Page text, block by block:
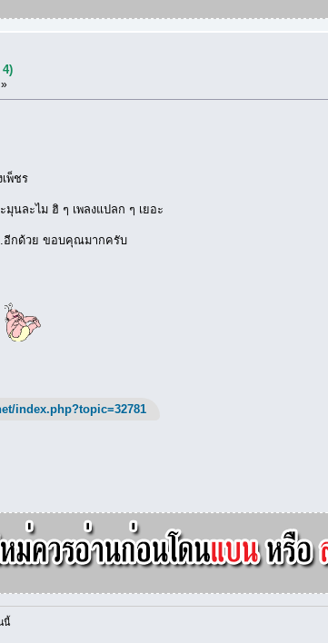
4)
พ็ชร
นละไม ฮิ ๆ เพลงแปลก ๆ เยอะ
อีกด้วย ขอบคุณมากครับ
index.php?topic=32781
นี้